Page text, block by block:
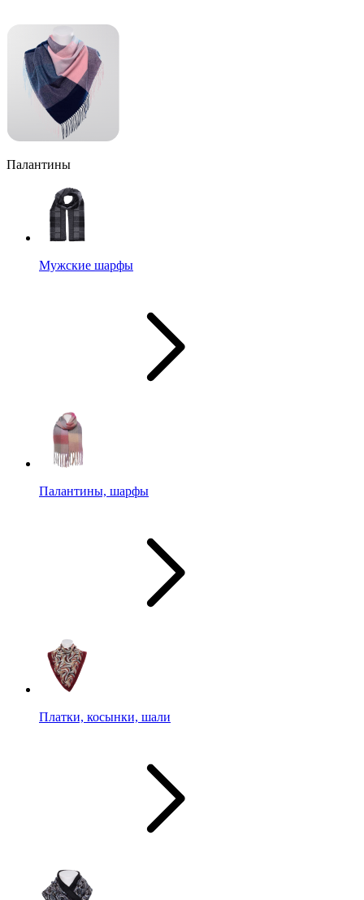
Палантины
Мужские шарфы
Палантины, шарфы
Платки, косынки, шали